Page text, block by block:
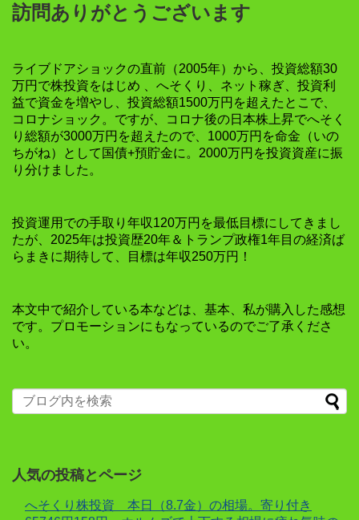
訪問ありがとうございます
ライブドアショックの直前（2005年）から、投資総額30
万円で株投資をはじめ 、へそくり、ネット稼ぎ、投資利
益で資金を増やし、投資総額1500万円を超えたとこで、
コロナショック。ですが、コロナ後の日本株上昇でへそく
り総額が3000万円を超えたので、1000万円を命金（いの
ちがね）として国債+預貯金に。2000万円を投資資産に振
り分けました。
投資運用での手取り年収120万円を最低目標にしてきまし
たが、2025年は投資歴20年＆トランプ政権1年目の経済ば
らまきに期待して、目標は年収250万円！
本文中で紹介している本などは、基本、私が購入した感想
です。プロモーションにもなっているのでご了承くださ
い。
人気の投稿とページ
へそくり株投資 本日（8.7金）の相場。寄り付き